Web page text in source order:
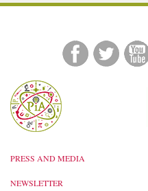
PRESS AND MEDIA
NEWSLETTER